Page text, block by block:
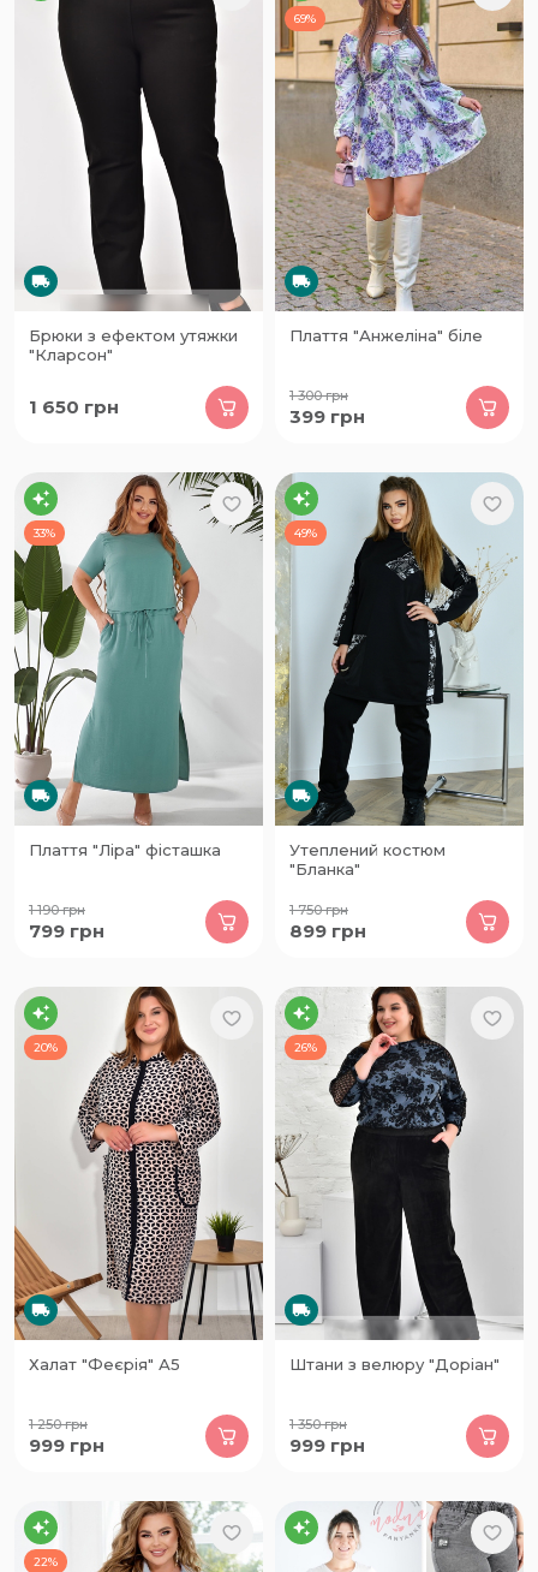
Брюки з ефектом утяжки
"Кларсон"
1 650 грн
69%
Плаття "Анжеліна" біле
1 300грн
399 грн
33%
Плаття "Ліра" фісташка
1 190грн
799 грн
49%
Утеплений костюм
"Бланка"
1 750грн
899 грн
20%
Халат "Феєрія" А5
1 250грн
999 грн
26%
Штани з велюру "Доріан"
1 350грн
999 грн
22%